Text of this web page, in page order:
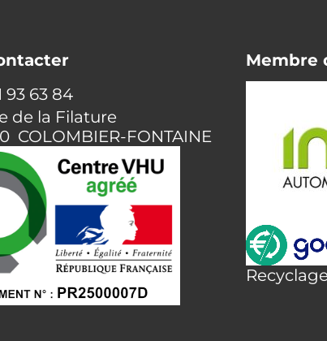
93 63 84
de la Filature
COLOMBIER-FONTAINE
Membre